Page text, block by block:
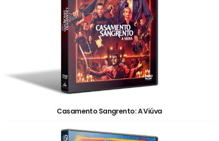
Casamento Sangrento: A Viúva